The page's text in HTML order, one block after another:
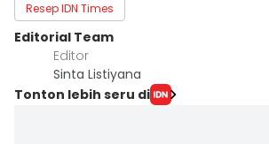
Resep IDN Times
Editorial Team
Editor
Sinta Listiyana
Tonton lebih seru di